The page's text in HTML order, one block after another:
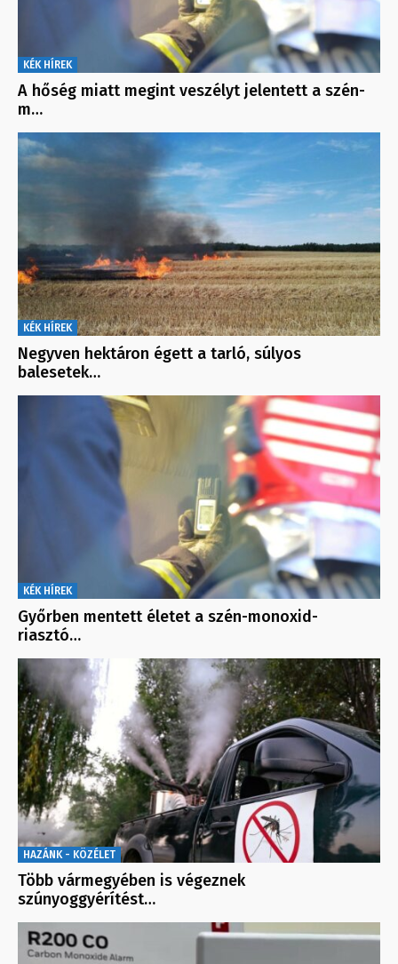
KÉK HÍREK
A hőség miatt megint veszélyt jelentett a szén-
m…
KÉK HÍREK
Negyven hektáron égett a tarló, súlyos
balesetek…
KÉK HÍREK
Győrben mentett életet a szén-monoxid-
riasztó…
HAZÁNK - KÖZÉLET
Több vármegyében is végeznek
szúnyoggyérítést…